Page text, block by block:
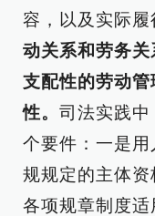
容，以及实际履
动关系和劳务
支配性的劳动
性。 司法实践中
个要件：一是
规规定的主体
各项规章制度